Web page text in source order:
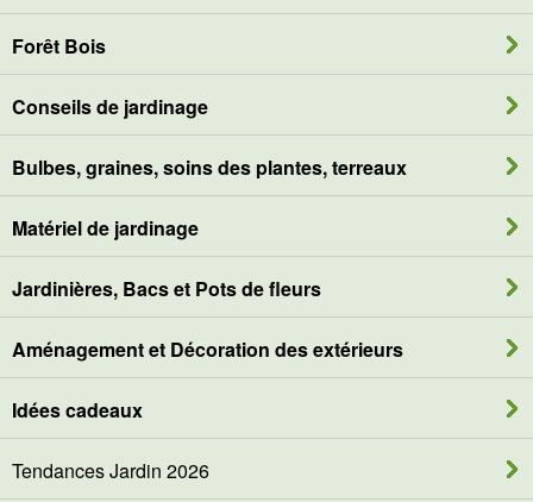
Forêt Bois
Conseils de jardinage
Bulbes, graines, soins des plantes, terreaux
Matériel de jardinage
Jardinières, Bacs et Pots de fleurs
Aménagement et Décoration des extérieurs
Idées cadeaux
Tendances Jardin 2026